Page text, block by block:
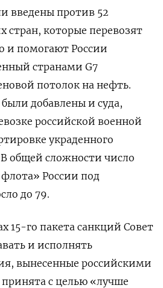
введены против 52
стран, которые перевозят
и помогают России
странами G7
потолок на нефть.
добавлены и суда,
российской военной
украденного
В общей сложности число
России под
до 79.
15-го пакета санкций Совет
и исполнять
вынесенные российскими
с целью «лучше